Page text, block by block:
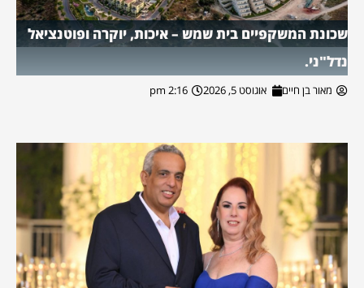
שכונת המשקפיים בית שמש – איכות, יוקרה ופוטנציאל
נדל"ני.
מאור בן חיים אוגוסט 5, 2026 2:16 pm